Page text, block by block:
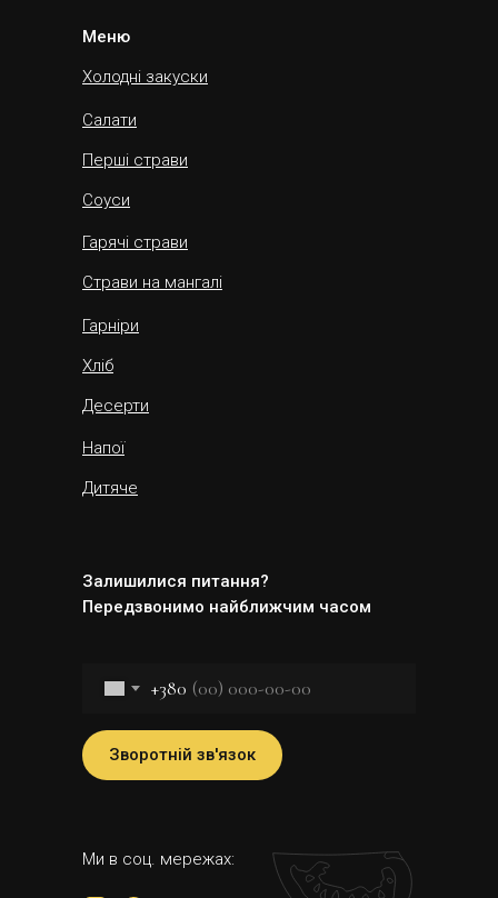
Меню
Холодні закуски
Салати
Перші страви
Соуси
Гарячі страви
Страви на мангалі
Гарніри
Хліб
Десерти
Напої
Дитяче
Залишилися питання?
Передзвонимо найближчим часом
+380
Зворотній зв'язок
Ми в соц. мережах: